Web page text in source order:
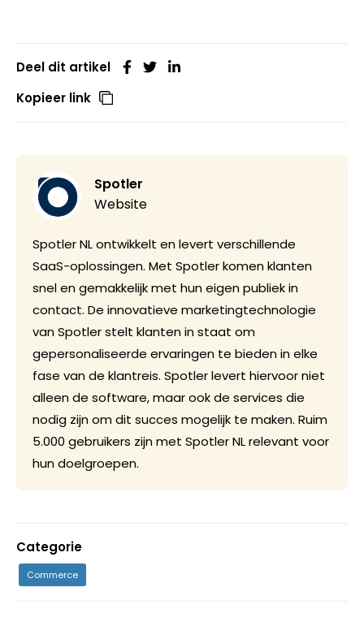
Deel dit artikel
Kopieer link
Spotler
Website
Spotler NL ontwikkelt en levert verschillende
SaaS-oplossingen. Met Spotler komen klanten
snel en gemakkelijk met hun eigen publiek in
contact. De innovatieve marketingtechnologie
van Spotler stelt klanten in staat om
gepersonaliseerde ervaringen te bieden in elke
fase van de klantreis. Spotler levert hiervoor niet
alleen de software, maar ook de services die
nodig zijn om dit succes mogelijk te maken. Ruim
5.000 gebruikers zijn met Spotler NL relevant voor
hun doelgroepen.
Categorie
Commerce